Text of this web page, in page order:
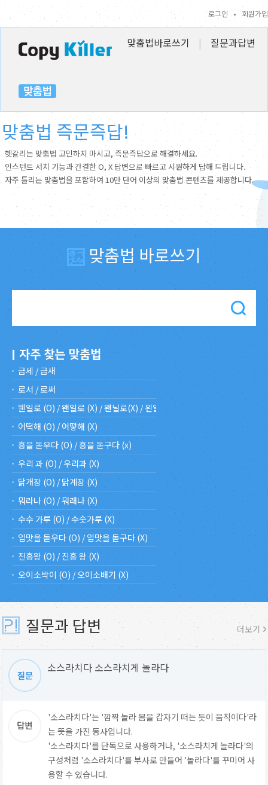
로그인 • 회원가입
맞춤법바로쓰기 | 질문과답변
맞춤법 즉문즉답!
헷갈리는 맞춤법 고민하지 마시고, 즉문즉답으로 해결하세요.
인스턴트 서치 기능과 간결한 O, X 답변으로 빠르고 시원하게 답해 드립니다.
자주 틀리는 맞춤법을 포함하여 10만 단어 이상의 맞춤법 콘텐츠를 제공합니다.
맞춤법 바로쓰기
금세 / 금새
로서 / 로써
웬일로 (O) / 왠일로 (X) / 왠닐로(X) / 왼일로(X)
어떡해 (O) / 어떻해 (X)
흥을 돋우다 (O) / 흥을 돋구다 (x)
우리 과 (O) / 우리과 (X)
닭개장 (O) / 닭계장 (X)
뭐라나 (O) / 뭐래나 (X)
수수 가루 (O) / 수숫가루 (X)
입맛을 돋우다 (O) / 입맛을 돋구다 (X)
진흥왕 (O) / 진흥 왕 (X)
오이소박이 (O) / 오이소배기 (X)
질문과 답변 더보기
소스라치다 소스라치게 놀라다
'소스라치다'는 '깜짝 놀라 몸을 갑자기 떠는 듯이 움직이다'라
는 뜻을 가진 동사입니다.
'소스라치다'를 단독으로 사용하거나, '소스라치게 놀라다'의
구성처럼 '소스라치다'를 부사로 만들어 '놀라다'를 꾸미어 사
용할 수 있습니다.